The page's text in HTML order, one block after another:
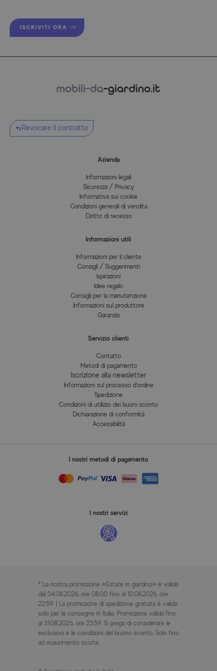
ISCRIVITI ORA
Revocare il contratto
Azienda
Informazioni legali
Sicurezza / Privacy
Informativa sui cookie
Condizioni generali di vendita
Diritto di recesso
Informazioni utili
Informazioni per il cliente
Consigli / Suggerimenti
Ispirazioni
Idee regalo
Consigli per la manutenzione
Informazioni sul produttore
Garanzia
Servizio clienti
Contatto
Metodi di pagamento
Iscrizione alla newsletter
Informazioni sul processo d'ordine
Spedizione
Condizioni di utilizzo dei buoni sconto
Dichiarazione di conformità
Accessibilità
I nostri metodi di pagamento
I nostri servizi
* La nostra promozione «Estate in giardino» è valida
dal 04.08.2026, ore 08:00 fino al 10.08.2026, ore
22:59. | La promozione di spedizione gratuita è valida
solo per le consegne in Italia. Promozione valida fino
al 31.08.2026, ore 23:59. Si prega di considerare le
esclusioni e le condizioni del buono sconto. Solo fino
ad esaurimento scorte.